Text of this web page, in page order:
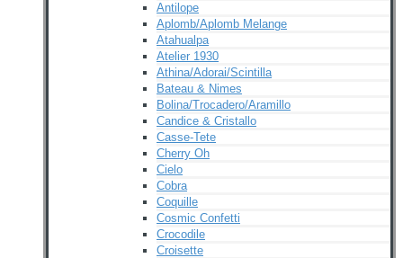
Antilope
Aplomb/Aplomb Melange
Atahualpa
Atelier 1930
Athina/Adorai/Scintilla
Bateau & Nimes
Bolina/Trocadero/Aramillo
Candice & Cristallo
Casse-Tete
Cherry Oh
Cielo
Cobra
Coquille
Cosmic Confetti
Crocodile
Croisette